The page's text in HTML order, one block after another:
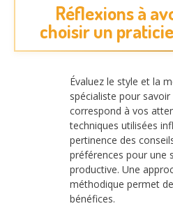
Réflexions à
choisir un
Évaluez le style et la
spécialiste pour savoir
correspond à vos
techniques utilisées
pertinence des
préférences pour une
productive. Une
méthodique permet
bénéfices.